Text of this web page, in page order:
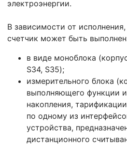
электроэнергии.
В зависимости от
счетчик может быть
в виде моноблока
S34, S35);
измерительного блока
выполняющего функции
накопления,
по одному из
устройства,
дистанционного